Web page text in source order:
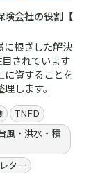
険会社の役割【
に根ざした解決
されています
に資することを
します。
TNFD
風・洪水・積
ター